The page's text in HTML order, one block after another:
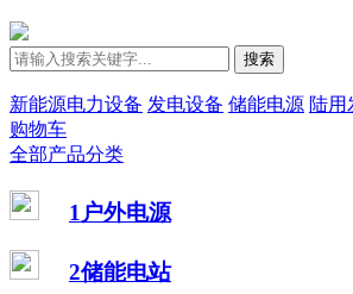
搜索
新能源电力设备 发电设备 储能电源 陆用
购物车
全部产品分类
1户外电源
2储能电站